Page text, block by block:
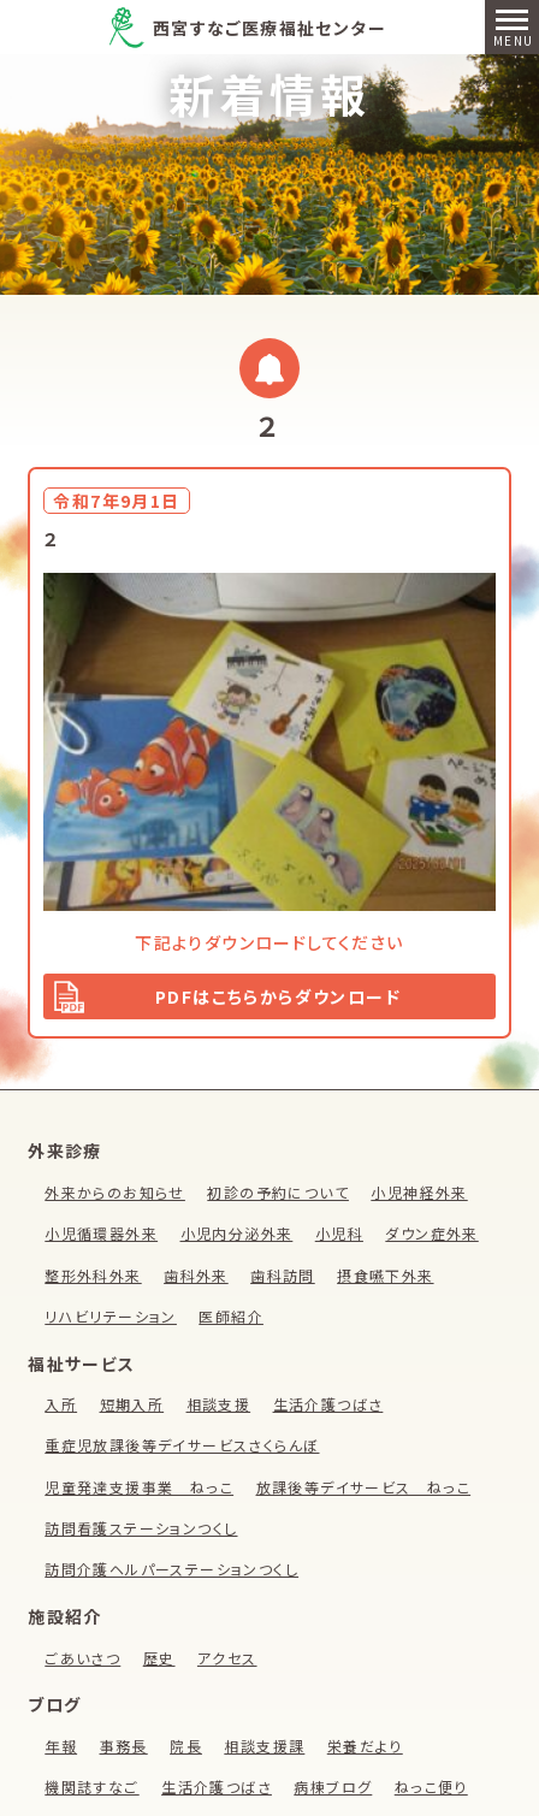
西宮すなご医療福祉センター
新着情報
２
令和7年9月1日
２
下記よりダウンロードしてください
PDFはこちらからダウンロード
外来診療
外来からのお知らせ 初診の予約について 小児神経外来
小児循環器外来 小児内分泌外来 小児科 ダウン症外来
整形外科外来 歯科外来 歯科訪問 摂食嚥下外来
リハビリテーション 医師紹介
福祉サービス
入所 短期入所 相談支援 生活介護つばさ
重症児放課後等デイサービスさくらんぼ
児童発達支援事業 ねっこ 放課後等デイサービス ねっこ
訪問看護ステーションつくし
訪問介護ヘルパーステーションつくし
施設紹介
ごあいさつ 歴史 アクセス
ブログ
年報 事務長 院長 相談支援課 栄養だより
機関誌すなご 生活介護つばさ 病棟ブログ ねっこ便り